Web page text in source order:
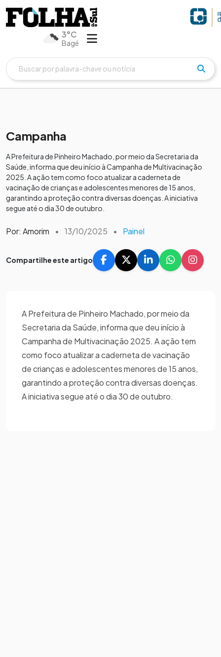
3°C
Bagé
Campanha
A Prefeitura de Pinheiro Machado, por meio da Secretaria da
Saúde, informa que deu início à Campanha de Multivacinação
2025. A ação tem como foco atualizar a caderneta de
vacinação de crianças e adolescentes menores de 15 anos,
garantindo a proteção contra diversas doenças. A iniciativa
segue até o dia 30 de outubro.
Por: Amorim • 13/10/2025 • Painel
Compartilhe este artigo
A Prefeitura de Pinheiro Machado, por meio da
Secretaria da Saúde, informa que deu início à
Campanha de Multivacinação 2025. A ação tem
como foco atualizar a caderneta de vacinação
de crianças e adolescentes menores de 15 anos,
garantindo a proteção contra diversas doenças.
A iniciativa segue até o dia 30 de outubro.